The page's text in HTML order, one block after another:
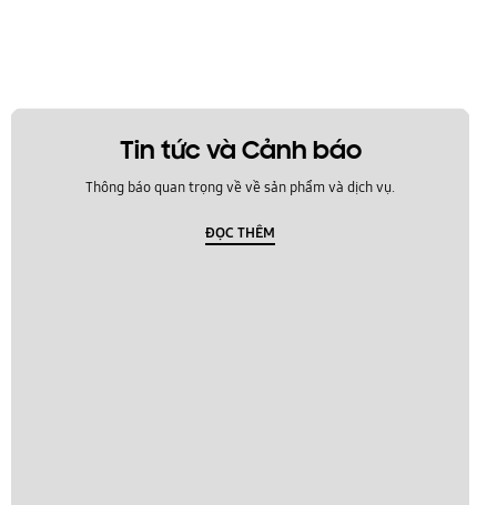
Tin tức và Cảnh báo
Thông báo quan trọng về về sản phẩm và dịch vụ.
ĐỌC THÊM